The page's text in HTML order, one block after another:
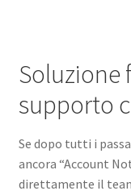
Soluzione
supporto
Se dopo tutti i
ancora “Account
direttamente il